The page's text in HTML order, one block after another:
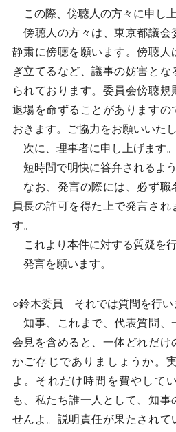
この際、傍聴人の方々に申し上
傍聴人の方々は、東京都議会
静粛に傍聴を願います。傍聴人
ぎ立てるなど、議事の妨害とな
られております。委員会傍聴規
退場を命ずることがありますの
おきます。ご協力をお願いいたし
次に、理事者に申し上げます。
短時間で明快に答弁されるよう
なお、発言の際には、必ず職
員長の許可を得た上で発言され
す。
これより本件に対する質疑を行
発言を願います。
○鈴木委員 それでは質問を行い
知事、これまで、代表質問、
会見を含めると、一体どれだけ
かご存じでありましょうか。
よ。それだけ時間を費やして
も、私たち誰一人として、知事
せんよ。説明責任が果たされて